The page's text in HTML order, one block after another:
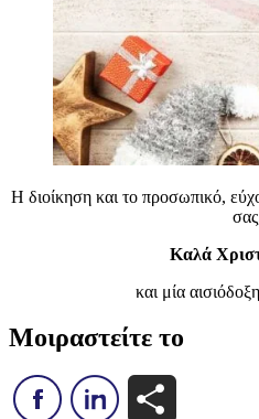
Η διοίκηση και το προσωπικό,
Καλά
και μία αισιόδοξη
Μοιραστείτε το